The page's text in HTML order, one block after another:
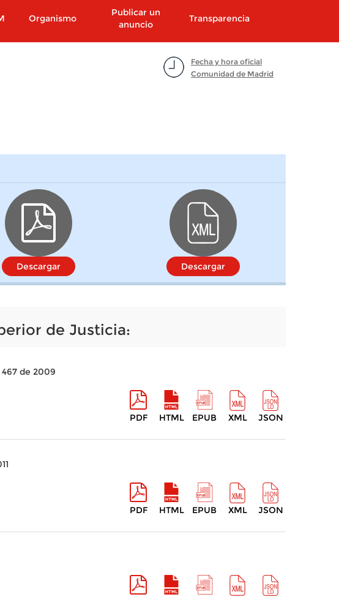
Organismo
Publicar un
anuncio
Transparencia
Fecha y hora oficial
Comunidad de Madrid
Descargar Descargar
de Justicia:
de 2009
PDF HTML EPUB XML JSON
PDF HTML EPUB XML JSON